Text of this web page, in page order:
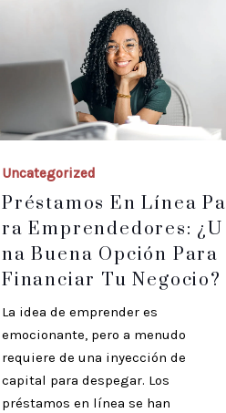
Uncategorized
Préstamos En Línea Pa
Ra Emprendedores: ¿U
Na Buena Opción Para
Financiar Tu Negocio?
La idea de emprender es
emocionante, pero a menudo
requiere de una inyección de
capital para despegar. Los
préstamos en línea se han